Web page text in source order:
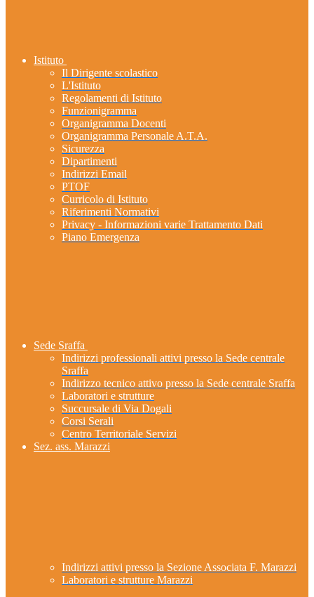
Istituto
Il Dirigente scolastico
L'Istituto
Regolamenti di Istituto
Funzionigramma
Organigramma Docenti
Organigramma Personale A.T.A.
Sicurezza
Dipartimenti
Indirizzi Email
PTOF
Curricolo di Istituto
Riferimenti Normativi
Privacy - Informazioni varie Trattamento Dati
Piano Emergenza
Sede Sraffa
Indirizzi professionali attivi presso la Sede centrale
Sraffa
Indirizzo tecnico attivo presso la Sede centrale Sraffa
Laboratori e strutture
Succursale di Via Dogali
Corsi Serali
Centro Territoriale Servizi
Sez. ass. Marazzi
Indirizzi attivi presso la Sezione Associata F. Marazzi
Laboratori e strutture Marazzi